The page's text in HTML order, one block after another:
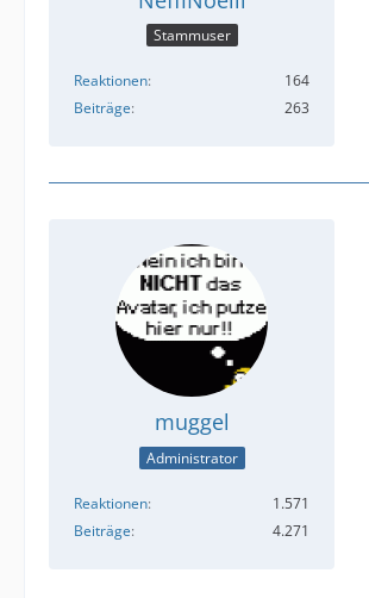
Stammuser
Reaktionen
164
Beiträge
263
muggel
Administrator
Reaktionen
1.571
Beiträge
4.271